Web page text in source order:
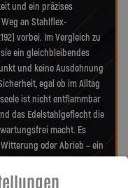
und ein präzises
an Stahlflex-
vorbei. Im Vergleich zu
ein gleichbleibendes
und keine Ausdehnung
egal ob im Alltag
ist nicht entflammbar
das Edelstahlgeflecht die
macht. Es
oder Abrieb – ein
Fahrgefühl. Unsere